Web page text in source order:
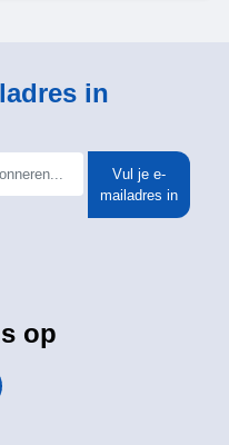
in
Vul je e-
mailadres in
op